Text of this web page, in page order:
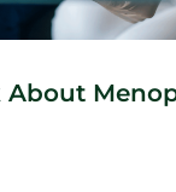
About